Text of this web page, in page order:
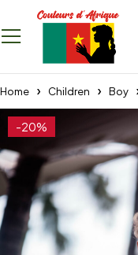
Home Children Boy
-20%